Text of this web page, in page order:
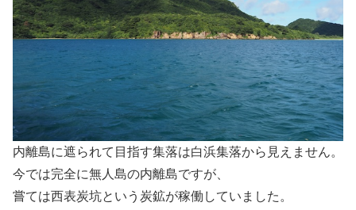
内離島に遮られて目指す集落は白浜集落から見えません。
今では完全に無人島の内離島ですが、
嘗ては西表炭坑という炭鉱が稼働していました。